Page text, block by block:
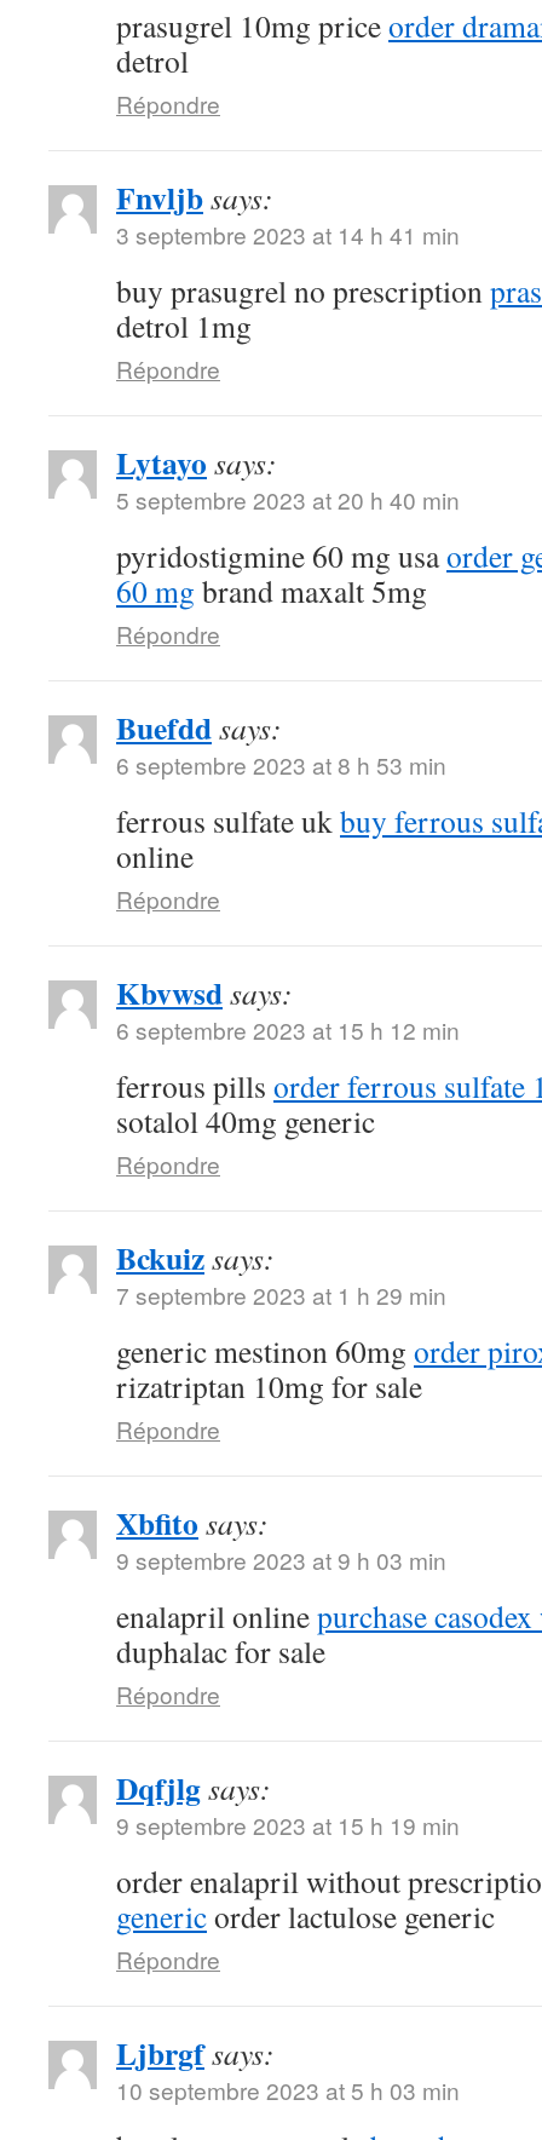
prasugrel 10mg priceorder
detrol
Répondre
Fnvljbsays:
3 septembre 2023 at 14 h 41 min
buy prasugrel no prescription
detrol 1mg
Répondre
Lytayo says:
5 septembre 2023 at 20 h 40 min
pyridostigmine 60 mg usaorder
60 mg brand maxalt 5mg
Répondre
Buefddsays:
6 septembre 2023 at 8 h 53 min
ferrous sulfate ukbuy ferrous
online
Répondre
Kbvwsdsays:
6 septembre 2023 at 15 h 12 min
ferrous pills order ferrous sulfate
sotalol 40mg generic
Répondre
Bckuizsays:
7 septembre 2023 at 1 h 29 min
generic mestinon 60mg order
rizatriptan 10mg for sale
Répondre
Xbfito says:
9 septembre 2023 at 9 h 03 min
enalapril onlinepurchase
duphalac for sale
Répondre
Dqfjlgsays:
9 septembre 2023 at 15 h 19 min
order enalapril without
genericorder lactulose generic
Répondre
Ljbrgfsays:
10 septembre 2023 at 5 h 03 min